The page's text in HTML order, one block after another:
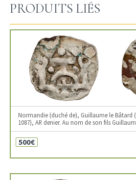
PRODUITS LIÉS
Normandie (duché de), Guillaume le Bâtard
1087), AR denier. Au nom de son fils
500€